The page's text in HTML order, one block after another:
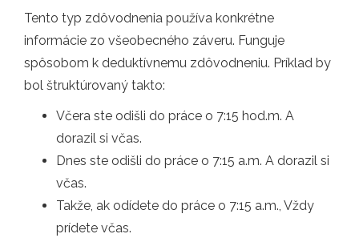
Tento typ zdôvodnenia používa konkrétne
informácie zo všeobecného záveru. Funguje
spôsobom k deduktívnemu zdôvodneniu. Príklad by
bol štruktúrovaný takto:
Včera ste odišli do práce o 7:15 hod.m. A
dorazil si včas.
Dnes ste odišli do práce o 7:15 a.m. A dorazil si
včas.
Takže, ak odídete do práce o 7:15 a.m., Vždy
prídete včas.